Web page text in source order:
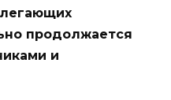
продолжается
и